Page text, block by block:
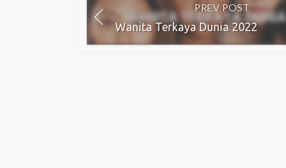
PREV POST
Wanita Terkaya Dunia 2022